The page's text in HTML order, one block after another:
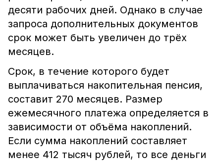
десяти рабочих дней. Однако в случае
запроса дополнительных документов
срок может быть увеличен до трёх
месяцев.
Срок, в течение которого будет
выплачиваться накопительная пенсия,
составит 270 месяцев. Размер
ежемесячного платежа определяется в
зависимости от объёма накоплений.
Если сумма накоплений составляет
менее 412 тысяч рублей, то все деньги